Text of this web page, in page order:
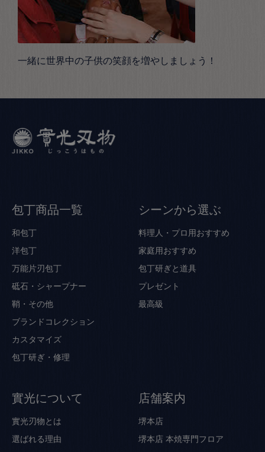
一緒に世界中の子供の笑顔を増やしましょう！
包丁商品一覧
和包丁
洋包丁
万能片刃包丁
砥石・シャープナー
鞘・その他
ブランドコレクション
カスタマイズ
包丁研ぎ・修理
シーンから選ぶ
料理人・プロ用おすすめ
家庭用おすすめ
包丁研ぎと道具
プレゼント
最高級
實光について
實光刃物とは
選ばれる理由
店舗案内
堺本店
堺本店 本焼専門フロア